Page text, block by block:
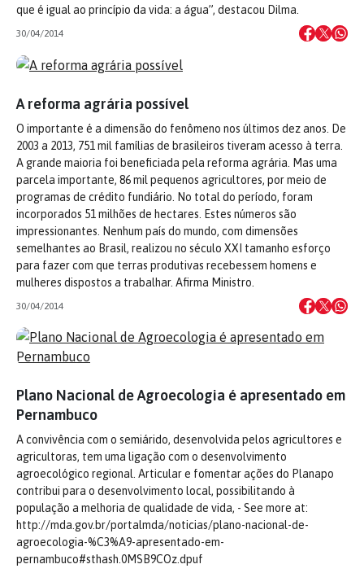
que é igual ao princípio da vida: a água”, destacou Dilma.
30/04/2014
A reforma agrária possível
O importante é a dimensão do fenômeno nos últimos dez anos. De
2003 a 2013, 751 mil famílias de brasileiros tiveram acesso à terra.
A grande maioria foi beneficiada pela reforma agrária. Mas uma
parcela importante, 86 mil pequenos agricultores, por meio de
programas de crédito fundiário. No total do período, foram
incorporados 51 milhões de hectares. Estes números são
impressionantes. Nenhum país do mundo, com dimensões
semelhantes ao Brasil, realizou no século XXI tamanho esforço
para fazer com que terras produtivas recebessem homens e
mulheres dispostos a trabalhar. Afirma Ministro.
30/04/2014
Plano Nacional de Agroecologia é apresentado em
Pernambuco
A convivência com o semiárido, desenvolvida pelos agricultores e
agricultoras, tem uma ligação com o desenvolvimento
agroecológico regional. Articular e fomentar ações do Planapo
contribui para o desenvolvimento local, possibilitando à
população a melhoria de qualidade de vida, - See more at:
http://mda.gov.br/portalmda/noticias/plano-nacional-de-
agroecologia-%C3%A9-apresentado-em-
pernambuco#sthash.0MSB9COz.dpuf